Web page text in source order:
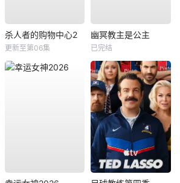
杀人者的购物中心2
更新至第06集
幽冥教主是公主
已完结